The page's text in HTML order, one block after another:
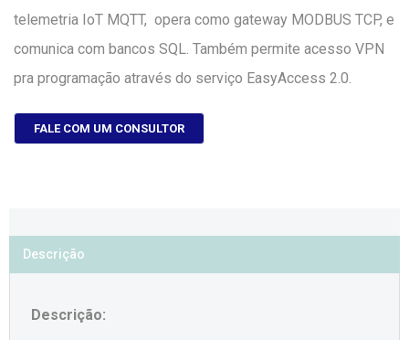
telemetria IoT MQTT, opera como gateway MODBUS TCP, e
comunica com bancos SQL. Também permite acesso VPN
pra programação através do serviço EasyAccess 2.0.
FALE COM UM CONSULTOR
Descrição
Descrição: